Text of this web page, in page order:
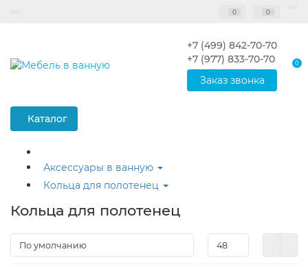
0 0
+7 (499) 842-70-70
+7 (977) 833-70-70
Заказ звонка
0
Каталог
Аксессуары в ванную
Кольца для полотенец
Кольца для полотенец